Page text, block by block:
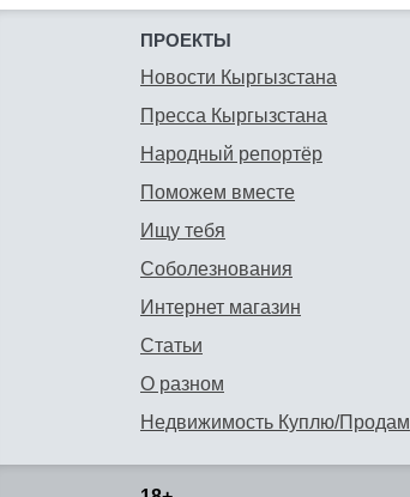
ПРОЕКТЫ
Новости Кыргызстана
Пресса Кыргызстана
Народный репортёр
Поможем вместе
Ищу тебя
Соболезнования
Интернет магазин
Статьи
О разном
Недвижимость Куплю/Продам